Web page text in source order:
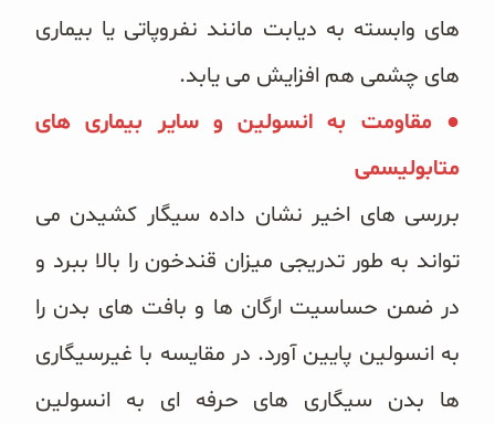
های وابسته به دیابت مانند نفروپاتی یا بیماری
های چشمی هم افزایش می یابد.
● مقاومت به انسولین و سایر بیماری های
متابولیسمی
بررسی های اخیر نشان داده سیگار کشیدن می
تواند به طور تدریجی میزان قندخون را بالا ببرد و
در ضمن حساسیت ارگان ها و بافت های بدن را
به انسولین پایین آورد. در مقایسه با غیرسیگاری
ها بدن سیگاری های حرفه ای به انسولین